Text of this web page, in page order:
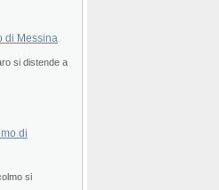
di Messina
si distende a
di
si